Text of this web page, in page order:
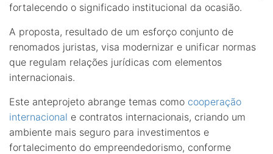
fortalecendo o significado institucional da ocasião.
A proposta, resultado de um esforço conjunto de
renomados juristas, visa modernizar e unificar normas
que regulam relações jurídicas com elementos
internacionais.
Este anteprojeto abrange temas como cooperação
internacional e contratos internacionais, criando um
ambiente mais seguro para investimentos e
fortalecimento do empreendedorismo, conforme